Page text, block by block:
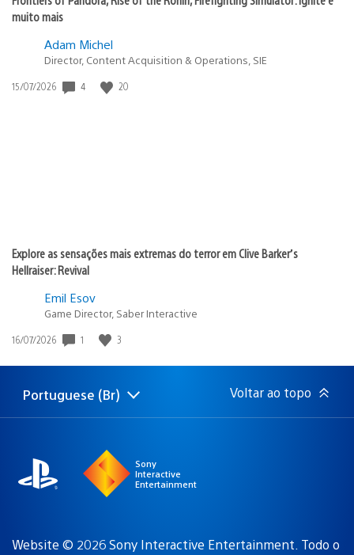
muito mais
Adam Michel
Director, Content Acquisition & Operations, SIE
Data
15/07/2026 4 20
Explore as sensações mais extremas do terror em Clive Barker’s
Hellraiser: Revival
Emil Esov
Game Director, Saber Interactive
Data
publicação:
16/07/2026 1 3
Selecione
uma
Região
atual:
Portuguese (Br) Voltar ao topo
Sony
Interactive
Entertainment
Website © 2026 Sony Interactive Entertainment. Todo o